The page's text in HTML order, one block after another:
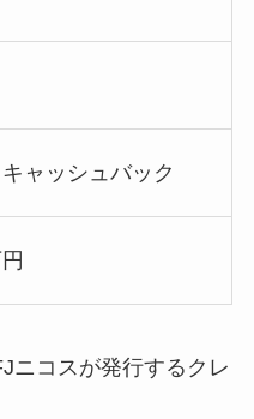
ャッシュバック
ニコスが発行するクレ